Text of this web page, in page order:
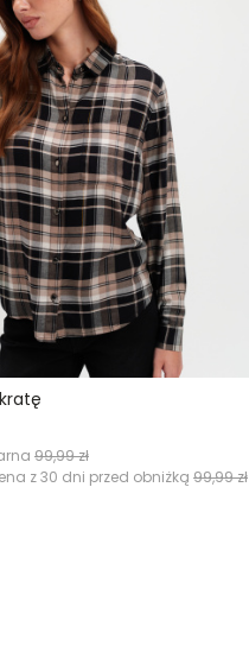
99,99 zł
z 30 dni przed obniżką 99,99 zł